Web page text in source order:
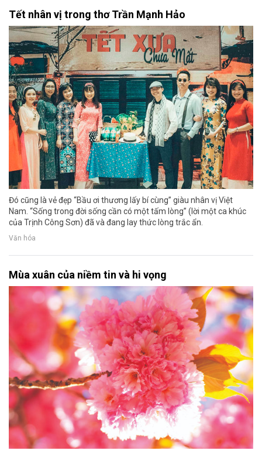
Tết nhân vị trong thơ Trần Mạnh Hảo
Đó cũng là vẻ đẹp “Bầu ơi thương lấy bí cùng” giàu nhân vị Việt
Nam. “Sống trong đời sống cần có một tấm lòng” (lời một ca khúc
của Trịnh Công Sơn) đã và đang lay thức lòng trắc ẩn.
Văn hóa
Mùa xuân của niềm tin và hi vọng